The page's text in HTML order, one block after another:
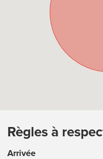
Règles à
Arrivée